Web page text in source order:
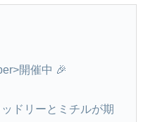
開催中 🎉
ドリーとミチルが期